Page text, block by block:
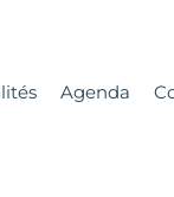
Agenda